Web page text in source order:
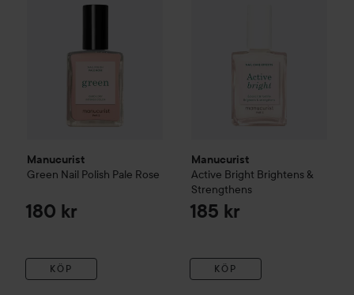
Manucurist
Green Nail Polish Pale Rose
180 kr
KÖP
Manucurist
Active Bright Brightens &
Strengthens
185 kr
KÖP